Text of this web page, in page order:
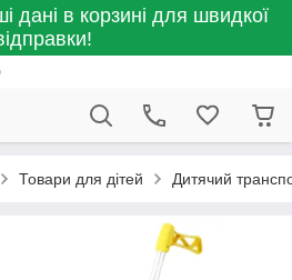
дані в корзині для швидкої
Товари для дітей Дитячий